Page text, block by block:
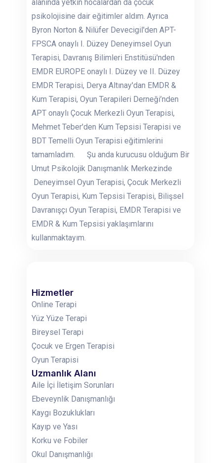
alanında yetkin hocalardan da çocuk
psikolojisine dair eğitimler aldım. Ayrıca
Byron Norton & Nilüfer Devecigil'den APT-
FPSCA onaylı I. Düzey Deneyimsel Oyun
Terapisi, Davranış Bilimleri Enstitüsü'nden
EMDR EUROPE onaylı I. Düzey ve II. Düzey
EMDR Terapisi, Derya Altınay'dan EMDR &
Kum Terapisi, Oyun Terapileri Derneği’nden
APT onaylı Çocuk Merkezli Oyun Terapisi,
Mehmet Teber'den Kum Tepsisi Terapisi ve
BDT Temelli Oyun Terapisi eğitimlerini
tamamladım. Şu anda kurucusu olduğum Bir
Umut Psikolojik Danışmanlık Merkezinde
Deneyimsel Oyun Terapisi, Çocuk Merkezli
Oyun Terapisi, Kum Tepsisi Terapisi, Bilişsel
Davranışçı Oyun Terapisi, EMDR Terapisi ve
EMDR & Kum Tepsisi yaklaşımlarını
kullanmaktayım.
Hizmetler
Online Terapi
Yüz Yüze Terapi
Bireysel Terapi
Çocuk ve Ergen Terapisi
Oyun Terapisi
Uzmanlık Alanı
Aile İçi İletişim Sorunları
Ebeveynlik Danışmanlığı
Kaygı Bozuklukları
Kayıp ve Yası
Korku ve Fobiler
Okul Danışmanlığı